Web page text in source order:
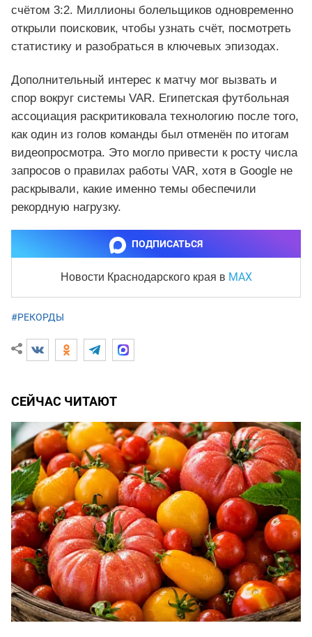
счётом 3:2. Миллионы болельщиков одновременно
открыли поисковик, чтобы узнать счёт, посмотреть
статистику и разобраться в ключевых эпизодах.
Дополнительный интерес к матчу мог вызвать и
спор вокруг системы VAR. Египетская футбольная
ассоциация раскритиковала технологию после того,
как один из голов команды был отменён по итогам
видеопросмотра. Это могло привести к росту числа
запросов о правилах работы VAR, хотя в Google не
раскрывали, какие именно темы обеспечили
рекордную нагрузку.
ПОДПИСАТЬСЯ
Новости Краснодарского края в MAX
#РЕКОРДЫ
СЕЙЧАС ЧИТАЮТ